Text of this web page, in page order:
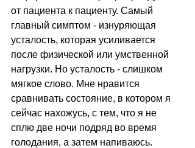
от пациента к пациенту. Самый
главный симптом - изнуряющая
усталость, которая усиливается
после физической или умственной
нагрузки. Но усталость - слишком
мягкое слово. Мне нравится
сравнивать состояние, в котором я
сейчас нахожусь, с тем, что я не
сплю две ночи подряд во время
голодания, а затем напиваюсь.